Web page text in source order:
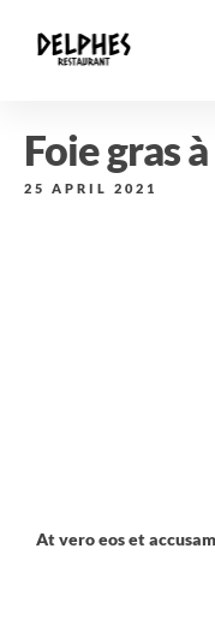
Foie gras
25 APRIL 2021
At vero eos et